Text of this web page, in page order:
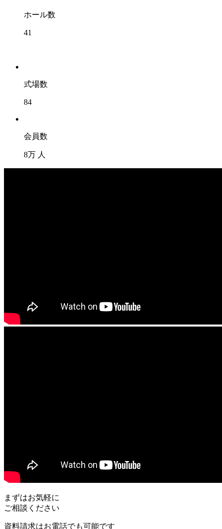
ホール数
41
式場数
84
会員数
8万 人
まずはお気軽に
ご相談ください
資料請求はお電話でも可能です